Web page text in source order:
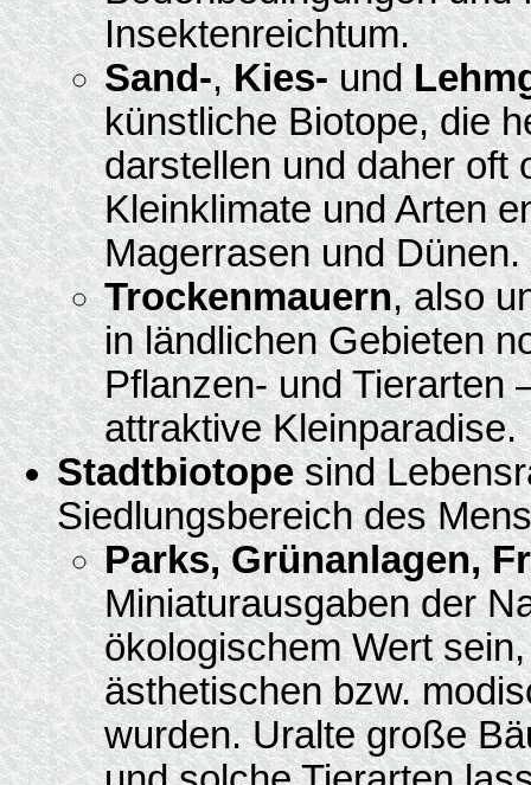
Insektenreichtum.
Sand-,Kies-und
künstliche Biotope, die
darstellen und daher oft
Kleinklimate und Arten
Magerrasen und Dünen.
Trockenmauern, also
in ländlichen Gebieten
Pflanzen- und Tierarten
attraktive Kleinparadise.
Stadtbiotopesind
Siedlungsbereich des
Parks, Grünanlagen,
Miniaturausgaben der
ökologischem Wert
ästhetischen bzw.
wurden. Uralte große